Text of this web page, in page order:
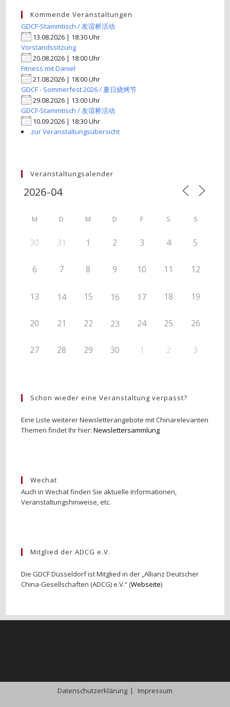
Kommende Veranstaltungen
GDCF-Stammtisch / 友谊桥活动
13.08.2026 | 18:30 Uhr
Vorstandssitzung
20.08.2026 | 18:00 Uhr
Fitness mit Daniel
21.08.2026 | 18:00 Uhr
GDCF - Sommerfest 2026 / 夏日烧烤节
29.08.2026 | 13:00 Uhr
GDCF-Stammtisch / 友谊桥活动
10.09.2026 | 18:30 Uhr
zur Veranstaltungsübersicht
Veranstaltungsalender
M D M D F S S
30 31 1 2 3 4 5
6 7 8 9 10 11 12
13 14 15 16 17 18 19
20 21 22 23 24 25 26
27 28 29 30 1 2 3
Schon wieder eine Veranstaltung verpasst?
Eine Liste weiterer Newsletterangebote mit Chinarelevanten
Themen findet Ihr hier:Newslettersammlung
Wechat
Auch in Wechat finden Sie aktuelle Informationen,
Veranstaltungshinweise, etc.
Mitglied der ADCG e.V.
Die GDCF Düsseldorf ist Mitglied in der „Allianz Deutscher
China-Gesellschaften (ADCG) e.V.“ (Webseite)
Datenschutzerklärung Impressum